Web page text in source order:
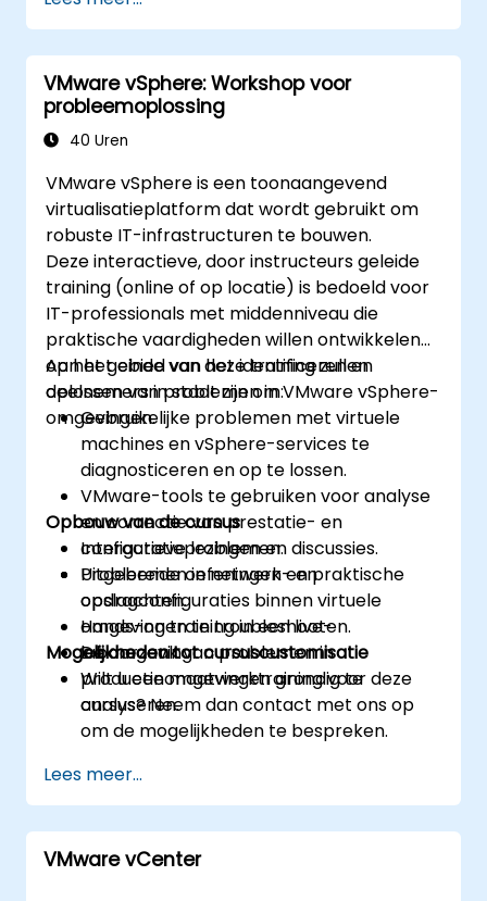
VMware vSphere: Workshop voor
probleemoplossing
40 Uren
VMware vSphere is een toonaangevend
virtualisatieplatform dat wordt gebruikt om
robuste IT-infrastructuren te bouwen.
Deze interactieve, door instructeurs geleide
training (online of op locatie) is bedoeld voor
IT-professionals met middenniveau die
praktische vaardigheden willen ontwikkelen
op het gebied van het identificeren en
oplossen van problemen in VMware vSphere-
omgevingen.
Aan het einde van deze training zullen
deelnemers in staat zijn om:
Gebruikelijke problemen met virtuele
machines en vSphere-services te
diagnosticeren en op te lossen.
VMware-tools te gebruiken voor analyse
en correctie van prestatie- en
configuratieproblemen.
Probleemen in netwerk- en
opslagconfiguraties binnen virtuele
omgevingen te troubleshooten.
De oorzaak van problemen in
productieomgevingen grondig te
analyseren.
Opbouw van de cursus
Interactieve lezingen en discussies.
Uitgebreide oefeningen en praktische
opdrachten.
Hands-on training in een live-
labomgeving.
Mogelijkheden tot cursuscustomisatie
Wilt u een maatwerktraining voor deze
cursus? Neem dan contact met ons op
om de mogelijkheden te bespreken.
Lees meer...
VMware vCenter